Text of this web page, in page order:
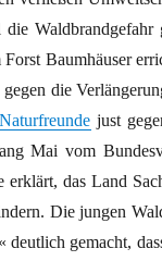
die
Forst Baumhäuser
gegen die
just
Mai vom
erklärt, das Land
Die jungen
deutlich gemacht,